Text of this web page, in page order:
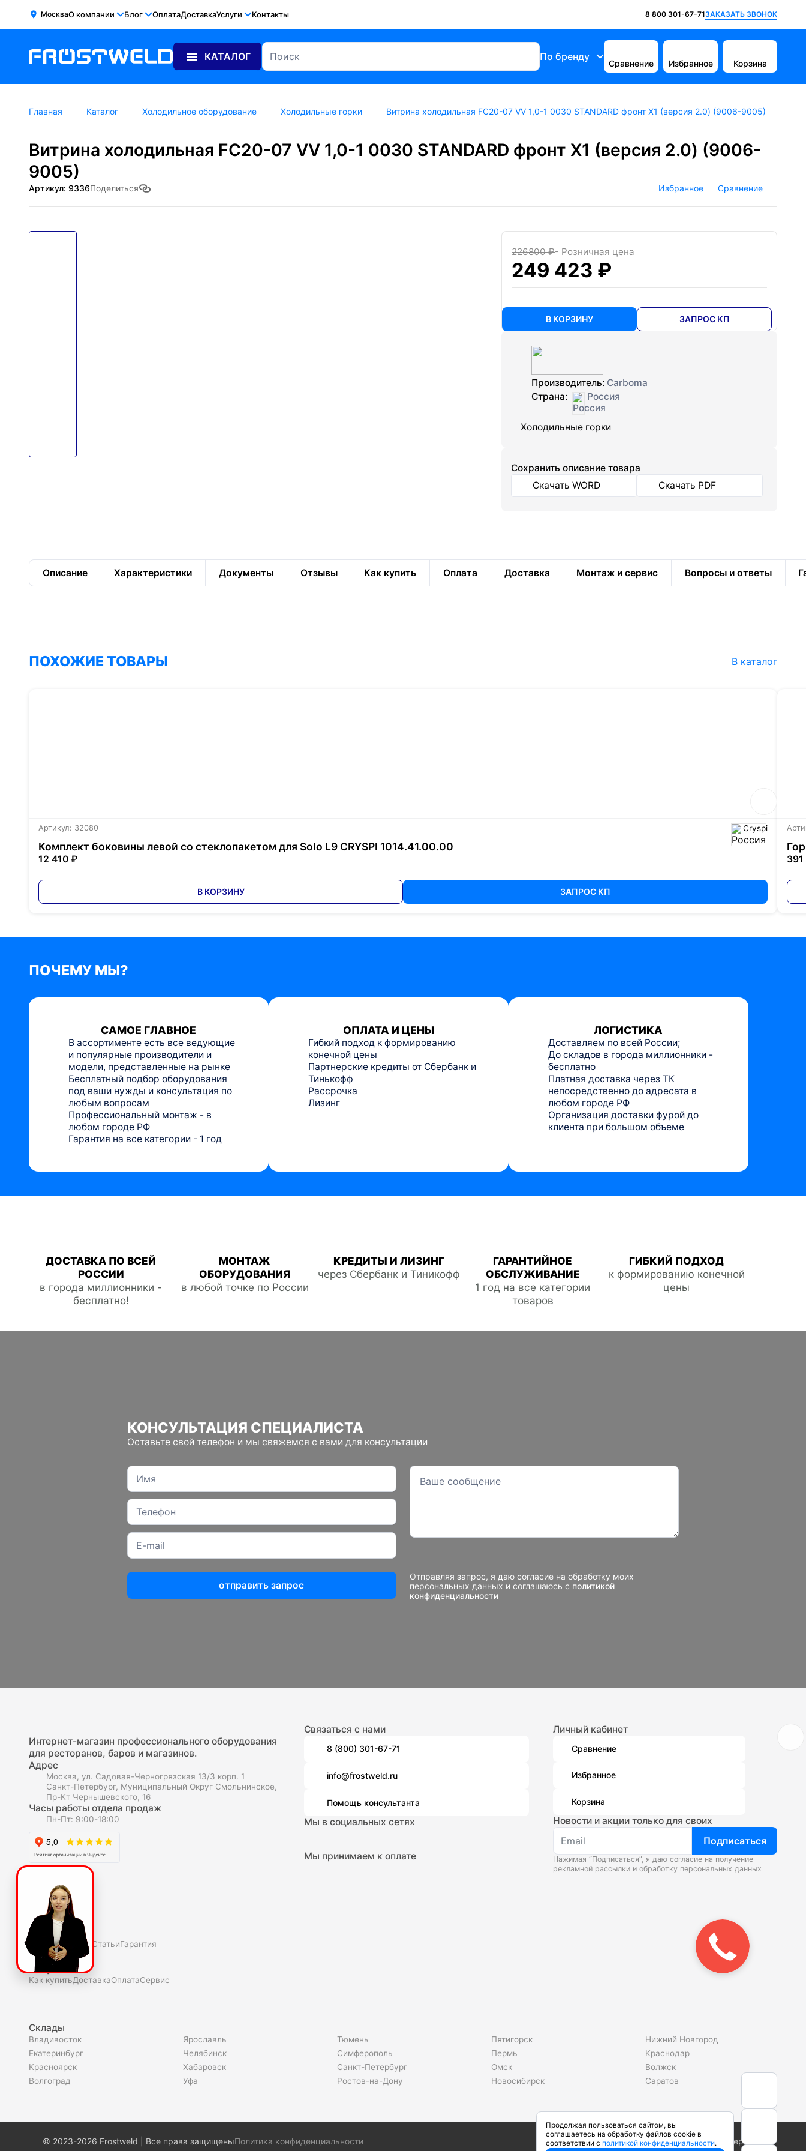
МоскваО компании Блог ОплатаДоставкаУслуги Контакты 8 800 301-67-71ЗАКАЗАТЬ ЗВОНОК
КАТАЛОГ По бренду
Сравнение Избранное Корзина
Главная Каталог Холодильное оборудование Холодильные горки Витрина холодильная FC20-07 VV 1,0-1 0030 STANDARD фронт X1 (версия 2.0) (9006-9005)
Витрина холодильная FC20-07 VV 1,0-1 0030 STANDARD фронт X1 (версия 2.0) (9006-
9005)
Артикул: 9336Поделиться Избранное Сравнение
226800 ₽- Розничная цена
249 423 ₽
В КОРЗИНУ ЗАПРОС КП
Производитель: Carboma
Страна:
Россия
Холодильные горки
Cохранить описание товара
Скачать WORD
Скачать PDF
Описание Характеристики Документы Отзывы Как купить Оплата Доставка Монтаж и сервис Вопросы и ответы
ПОХОЖИЕ ТОВАРЫ В каталог
Артикул: 32080 Cryspi
Комплект боковины левой со стеклопакетом для Solo L9 CRYSPI 1014.41.00.00
12 410 ₽
В КОРЗИНУ ЗАПРОС КП
ПОЧЕМУ МЫ?
САМОЕ ГЛАВНОЕ
В ассортименте есть все ведующие
и популярные производители и
модели, представленные на рынке
Бесплатный подбор оборудования
под ваши нужды и консультация по
любым вопросам
Профессиональный монтаж - в
любом городе РФ
Гарантия на все категории - 1 год
ОПЛАТА И ЦЕНЫ
Гибкий подход к формированию
конечной цены
Партнерские кредиты от Сбербанк и
Тинькофф
Рассрочка
Лизинг
ЛОГИСТИКА
Доставляем по всей России;
До складов в города миллионники -
бесплатно
Платная доставка через ТК
непосредственно до адресата в
любом городе РФ
Организация доставки фурой до
клиента при большом объеме
ДОСТАВКА ПО ВСЕЙ
РОССИИ
в города миллионники -
бесплатно!
МОНТАЖ
ОБОРУДОВАНИЯ
в любой точке по России
КРЕДИТЫ И ЛИЗИНГ
через Сбербанк и Тиникофф
ГАРАНТИЙНОЕ
ОБСЛУЖИВАНИЕ
1 год на все категории
товаров
ГИБКИЙ ПОДХОД
к формированию конечной
цены
КОНСУЛЬТАЦИЯ СПЕЦИАЛИСТА
Оставьте свой телефон и мы свяжемся с вами для консультации
отправить запрос
Отправляя запрос, я даю согласие на обработку моих
персональных данных и соглашаюсь с политикой
конфиденциальности
Интернет-магазин профессионального оборудования
для ресторанов, баров и магазинов.
Адрес
Москва, ул. Садовая-Черногрязская 13/3 корп. 1
Санкт-Петербург, Муниципальный Округ Смольнинское,
Пр-Кт Чернышевского, 16
Часы работы отдела продаж
Пн-Пт: 9:00-18:00
О компаниии
О нас
Полезное
Скидки и акции СтатьиГарантия
Покупателю
Как купитьДоставкаОплатаСервис
Связаться с нами
8 (800) 301-67-71
info@frostweld.ru
Помощь консультанта
Мы в социальных сетях
Мы принимаем к оплате
Личный кабинет
Сравнение
Избранное
Корзина
Новости и акции только для своих
Подписаться
Нажимая “Подписаться”, я даю согласие на получение
рекламной рассылки и обработку персональных данных
Склады
Владивосток
Екатеринбург
Красноярск
Волгоград
Ярославль
Челябинск
Хабаровск
Уфа
Тюмень
Симферополь
Санкт-Петербург
Ростов-на-Дону
Пятигорск
Пермь
Омск
Новосибирск
Нижний Новгород
Краснодар
Волжск
Саратов
© 2023-2026 Frostweld | Все права защищеныПолитика конфиденциальности Сделано в студии
Продолжая пользоваться сайтом, вы
соглашаетесь на обработку файлов cookie в
соответствии с политикой конфиденциальности.